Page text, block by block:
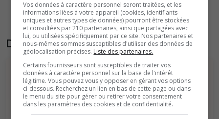
Donner son avis sur le serveur
Vos données à caractère personnel seront traitées, et les
informations liées à votre appareil (cookies, identifiants
uniques et autres types de données) pourront être stockées
et consultées par 210 partenaires, ainsi que partagées avec
lui, ou utilisées spécifiquement par ce site. Nos partenaires et
nous-mêmes sommes susceptibles d'utiliser des données de
géolocalisation précises. Liste des partenaires.
Certains fournisseurs sont susceptibles de traiter vos
données à caractère personnel sur la base de l'intérêt
légitime. Vous pouvez vous y opposer en gérant vos options
ci-dessous. Recherchez un lien en bas de cette page ou dans
le menu du site pour gérer ou retirer votre consentement
dans les paramètres des cookies et de confidentialité.